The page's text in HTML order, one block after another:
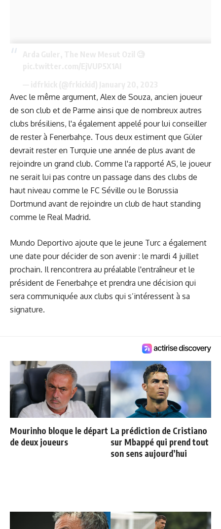
Avec le même argument, Alex de Souza, ancien joueur
de son club et de Parme ainsi que de nombreux autres
clubs brésiliens, l'a également appelé pour lui conseiller
de rester à Fenerbahçe. Tous deux estiment que Güler
devrait rester en Turquie une année de plus avant de
rejoindre un grand club. Comme l'a rapporté AS, le joueur
ne serait lui pas contre un passage dans des clubs de
haut niveau comme le FC Séville ou le Borussia
Dortmund avant de rejoindre un club de haut standing
comme le Real Madrid.
Mundo Deportivo ajoute que le jeune Turc a également
une date pour décider de son avenir : le mardi 4 juillet
prochain. Il rencontrera au préalable l'entraîneur et le
président de Fenerbahçe et prendra une décision qui
sera communiquée aux clubs qui s’intéressent à sa
signature.
Mourinho bloque le départ
de deux joueurs
La prédiction de Cristiano
sur Mbappé qui prend tout
son sens aujourd’hui